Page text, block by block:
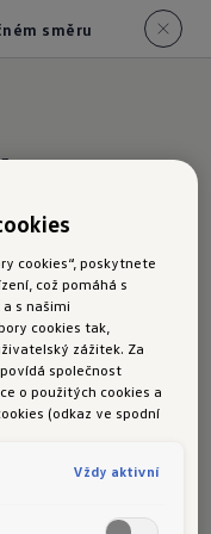
směru
za
dopravy
prostor
do 30 km/h
cookies“, poskytnete
což pomáhá s
s našimi
cookies tak,
zážitek. Za
společnost
o použitých cookies a
(odkaz ve spodní
Vždy aktivní